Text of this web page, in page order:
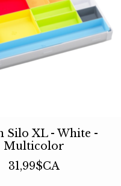
Silo XL - White -
Multicolor
31,99$CA